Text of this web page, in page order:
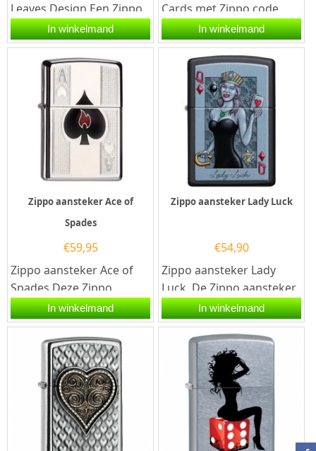
Leaves Design Een Zippo
aansteker is een
kwalitatief...
In winkelmand
Cards met Zippo code
2.006.481. Een Zippo
aansteker is een
kwalitatief...
In winkelmand
Zippo aansteker Ace of
Spades
€59,95
Zippo aansteker Ace of
Spades.Deze Zippo
aansteker heeft een
hoogglans chrome
afwerking met een...
In winkelmand
Zippo aansteker Lady Luck
€54,90
Zippo aansteker Lady
Luck. De Zippo aansteker
Lady Luck heeft een mat
zwarte afwerking met
aan...
In winkelmand